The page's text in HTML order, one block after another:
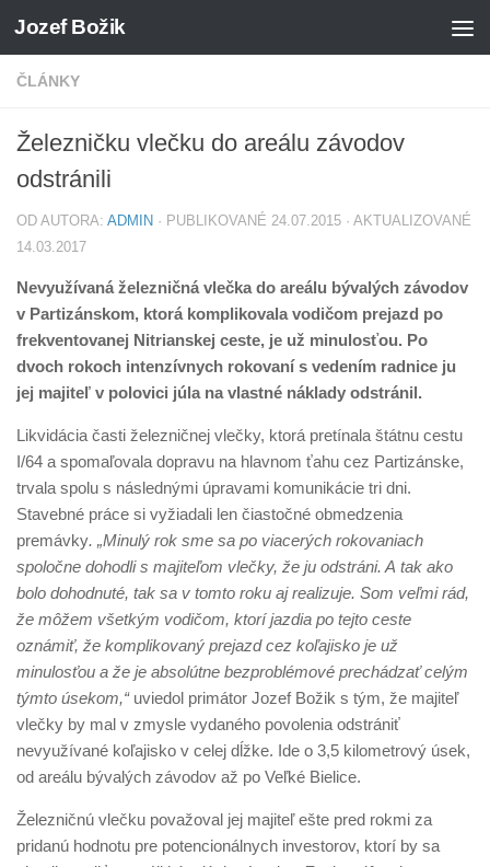
Preskočiť na obsah
Jozef Božik
ČLÁNKY
Železničku vlečku do areálu závodov
odstránili
OD AUTORA: ADMIN · PUBLIKOVANÉ 24.07.2015 · AKTUALIZOVANÉ
14.03.2017
Nevyužívaná železničná vlečka do areálu bývalých závodov
v Partizánskom, ktorá komplikovala vodičom prejazd po
frekventovanej Nitrianskej ceste, je už minulosťou. Po
dvoch rokoch intenzívnych rokovaní s vedením radnice ju
jej majiteľ v polovici júla na vlastné náklady odstránil.
Likvidácia časti železničnej vlečky, ktorá pretínala štátnu cestu
I/64 a spomaľovala dopravu na hlavnom ťahu cez Partizánske,
trvala spolu s následnými úpravami komunikácie tri dni.
Stavebné práce si vyžiadali len čiastočné obmedzenia
premávky. „Minulý rok sme sa po viacerých rokovaniach
spoločne dohodli s majiteľom vlečky, že ju odstráni. A tak ako
bolo dohodnuté, tak sa v tomto roku aj realizuje. Som veľmi rád,
že môžem všetkým vodičom, ktorí jazdia po tejto ceste
oznámiť, že komplikovaný prejazd cez koľajisko je už
minulosťou a že je absolútne bezproblémové prechádzať celým
týmto úsekom,“uviedol primátor Jozef Božik s tým, že majiteľ
vlečky by mal v zmysle vydaného povolenia odstrániť
nevyužívané koľajisko v celej dĺžke. Ide o 3,5 kilometrový úsek,
od areálu bývalých závodov až po Veľké Bielice.
Železničnú vlečku považoval jej majiteľ ešte pred rokmi za
pridanú hodnotu pre potencionálnych investorov, ktorí by sa